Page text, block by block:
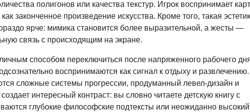
полигонов или качества текстур. Игрок воспринимает
законченное произведение искусства. Кроме того, такая
ярче: мимика становится более выразительной, а жесты —
связь с происходящим на экране.
способом переключиться после напряженного рабочего
воспринимаются как сигнал к отдыху и
сложные системы прогрессии, продуманный левел-дизайн и
интересный контраст: вы словно читаете детскую книгу с
глубокие философские подтексты или неожиданно высокий